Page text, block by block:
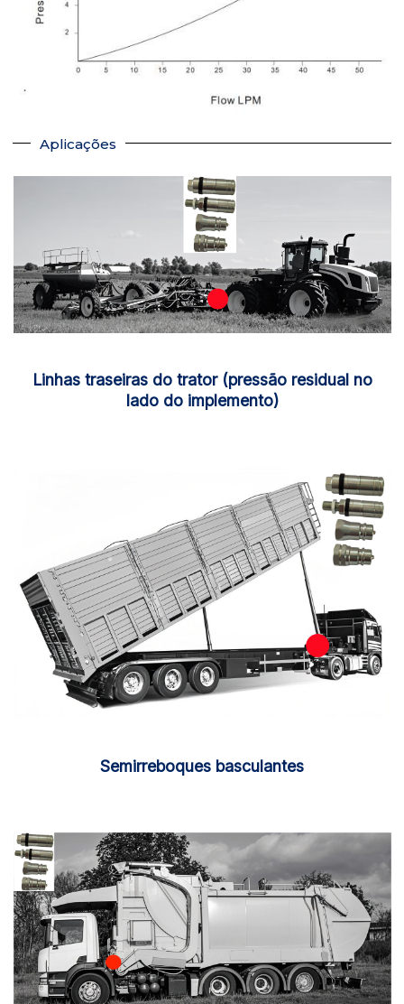
Aplicações
Linhas traseiras do trator (pressão residual no
lado do implemento)
Semirreboques basculantes